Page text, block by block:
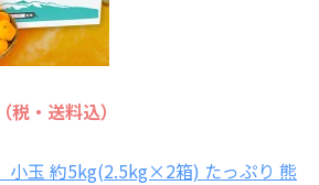
・送料込）
小玉 約5kg(2.5kg×2箱) たっぷり 熊